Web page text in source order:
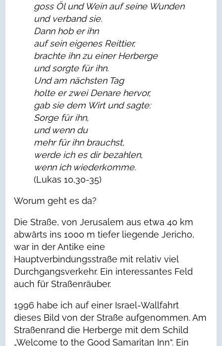
goss Öl und Wein auf seine Wunden
und verband sie.
Dann hob er ihn
auf sein eigenes Reittier,
brachte ihn zu einer Herberge
und sorgte für ihn.
Und am nächsten Tag
holte er zwei Denare hervor,
gab sie dem Wirt und sagte:
Sorge für ihn,
und wenn du
mehr für ihn brauchst,
werde ich es dir bezahlen,
wenn ich wiederkomme.
(Lukas 10,30-35)
Worum geht es da?
Die Straße, von Jerusalem aus etwa 40 km
abwärts ins 1000 m tiefer liegende Jericho,
war in der Antike eine
Hauptverbindungsstraße mit relativ viel
Durchgangsverkehr. Ein interessantes Feld
auch für Straßenräuber.
1996 habe ich auf einer Israel-Wallfahrt
dieses Bild von der Straße aufgenommen. Am
Straßenrand die Herberge mit dem Schild
„Welcome to the Good Samaritan Inn“. Ein